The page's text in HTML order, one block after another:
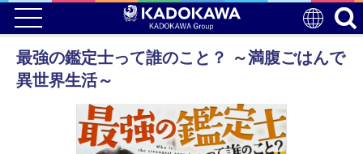
最強の鑑定士って誰のこと？ ～満腹ごはんで
異世界生活～